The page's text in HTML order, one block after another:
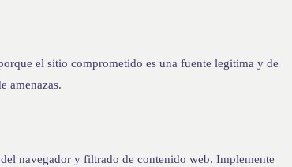
el sitio comprometido es una fuente legitima y de
amenazas.
navegador y filtrado de contenido web. Implemente